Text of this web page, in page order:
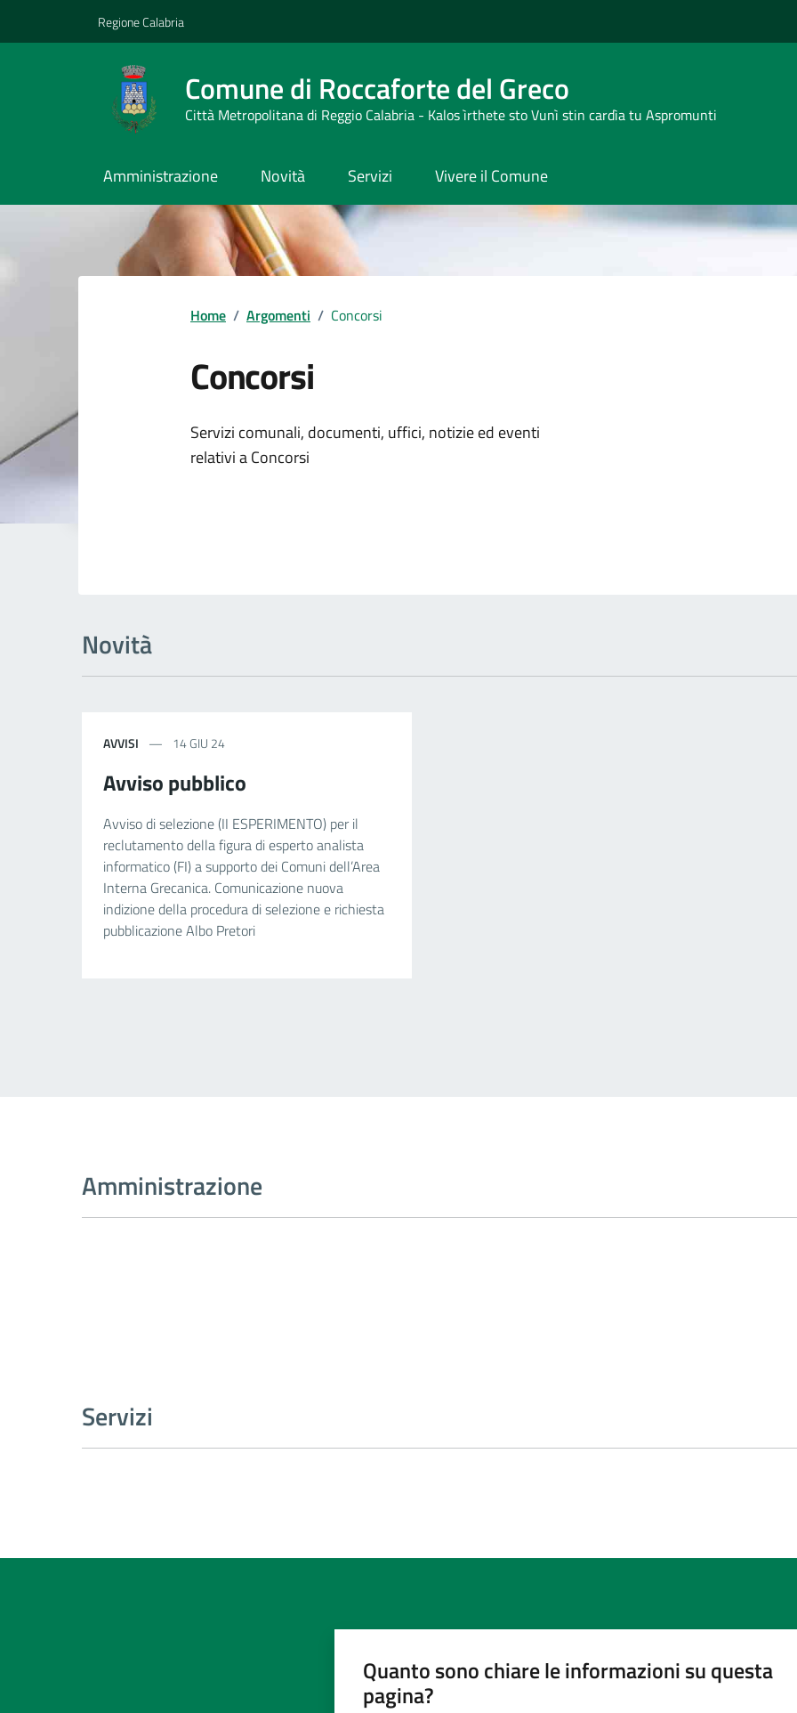
Regione Calabria
Comune di Roccaforte del Greco
Città Metropolitana di Reggio Calabria - Kalos ìrthete sto Vunì stin cardìa tu Aspromunti
Amministrazione Novità Servizi Vivere il Comune
Home / Argomenti / Concorsi
Concorsi
Dettagli dell'argomento
Servizi comunali, documenti, uffici, notizie ed eventi
relativi a Concorsi
Novità
AVVISI 14 GIU 24
Avviso pubblico
Avviso di selezione (II ESPERIMENTO) per il
reclutamento della figura di esperto analista
informatico (FI) a supporto dei Comuni dell’Area
Interna Grecanica. Comunicazione nuova
indizione della procedura di selezione e richiesta
pubblicazione Albo Pretori
Amministrazione
Servizi
Quanto sono chiare le informazioni su questa
pagina?